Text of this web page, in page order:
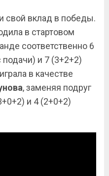
свой вклад в победы.
в стартовом
соответственно 6
подачи) и 7 (3+2+2)
играла в качестве
, заменяя подруг
и 4 (2+0+2)